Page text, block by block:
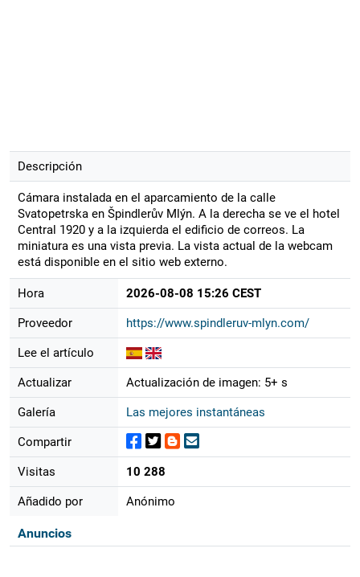
Descripción
Cámara instalada en el aparcamiento de la calle
Svatopetrska en Špindlerův Mlýn. A la derecha se ve el hotel
Central 1920 y a la izquierda el edificio de correos. La
miniatura es una vista previa. La vista actual de la webcam
está disponible en el sitio web externo.
Hora 2026-08-08 15:26 CEST
Proveedor https://www.spindleruv-mlyn.com/
Lee el artículo
Actualizar Actualización de imagen: 5+ s
Galería Las mejores instantáneas
Compartir
Visitas 10 288
Añadido por Anónimo
Anuncios